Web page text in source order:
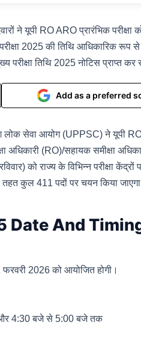
यूपी RO ARO प्रारंभिक परीक्षा
2025 की तिथि आधिकारिक
परीक्षा तिथि 2025 नोटिस प्राप्त
Add as a preferred
सेवा आयोग (UPPSC) ने यूपी RO
(RO)/सहायक समीक्षा
को राज्य के विभिन्न परीक्षा केंद्रों
तहत कुल 411 पदों पर चयन किया
Date And
2026 को आयोजित होगी।
और 4:30 बजे से 5:00 बजे तक